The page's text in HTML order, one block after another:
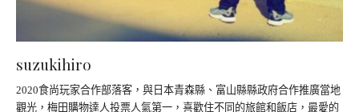
suzukihiro
2020食尚玩家合作部落客，與日本青森縣、富山縣縣政府合作推廣當地
觀光，梅田購物達人投票人氣第一，喜歡住不同的旅館和飯店，最愛的